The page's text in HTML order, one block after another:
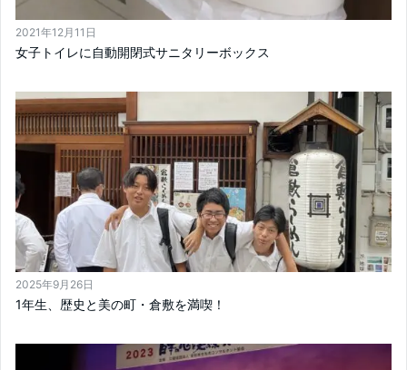
2021年12月11日
女子トイレに自動開閉式サニタリーボックス
2025年9月26日
1年生、歴史と美の町・倉敷を満喫！